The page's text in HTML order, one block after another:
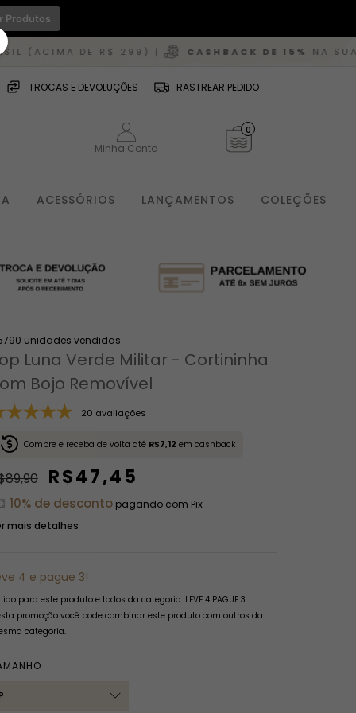
Produtos
R$ 299) | CASHBACK DE 15%NA SUA PRÓXIMA
TROCAS E DEVOLUÇÕES RASTREAR PEDIDO
Minha Conta
0
ACESSÓRIOS LANÇAMENTOS COLEÇÕES
unidades vendidas
Luna Verde Militar - Cortininha
Bojo Removível
20 avaliações
Compre e receba de volta até R$7,12 em cashback
R$47,45
10% de descontopagando com Pix
mais detalhes
4 e pague 3!
para este produto e todos da categoria: LEVE 4 PAGUE 3.
promoção você pode combinar este produto com outros da
categoria.